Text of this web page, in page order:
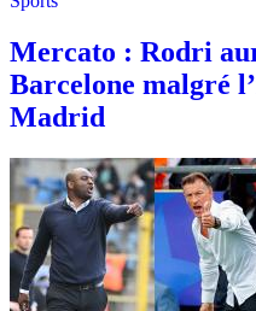
Mercato : Rodri
Barcelone malgré
Madrid